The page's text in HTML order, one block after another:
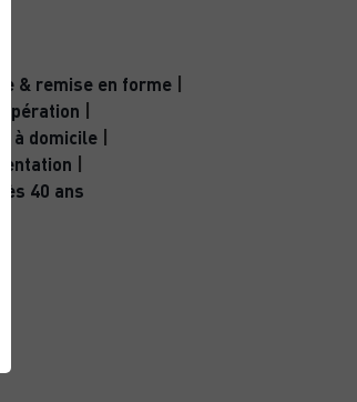
& remise en forme
à domicile
40 ans